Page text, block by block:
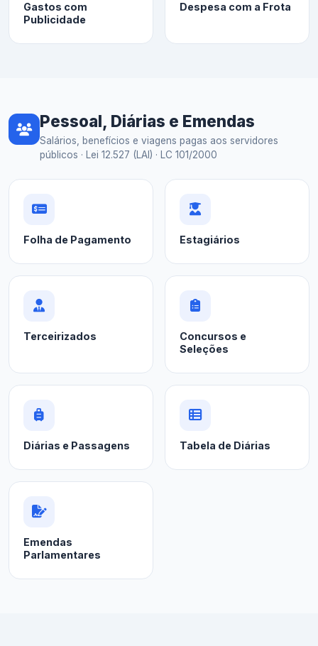
Gastos com
Publicidade
Despesa com a Frota
Pessoal, Diárias e Emendas
Salários, benefícios e viagens pagas aos servidores
públicos · Lei 12.527 (LAI) · LC 101/2000
Folha de Pagamento Estagiários
Terceirizados
Concursos e
Seleções
Diárias e Passagens Tabela de Diárias
Emendas
Parlamentares